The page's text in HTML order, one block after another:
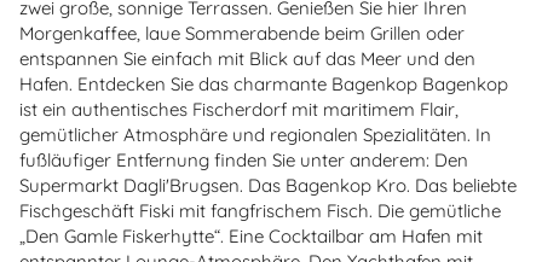
zwei große, sonnige Terrassen. Genießen Sie hier Ihren
Morgenkaffee, laue Sommerabende beim Grillen oder
entspannen Sie einfach mit Blick auf das Meer und den
Hafen. Entdecken Sie das charmante Bagenkop Bagenkop
ist ein authentisches Fischerdorf mit maritimem Flair,
gemütlicher Atmosphäre und regionalen Spezialitäten. In
fußläufiger Entfernung finden Sie unter anderem: Den
Supermarkt Dagli'Brugsen. Das Bagenkop Kro. Das beliebte
Fischgeschäft Fiski mit fangfrischem Fisch. Die gemütliche
„Den Gamle Fiskerhytte“. Eine Cocktailbar am Hafen mit